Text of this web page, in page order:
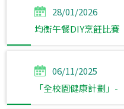
28/01/2026
均衡午餐DIY烹飪比賽
06/11/2025
「全校園健康計劃」-